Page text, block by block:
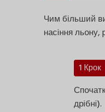
Чим більший
насіння льону,
1 Крок
дрібні).